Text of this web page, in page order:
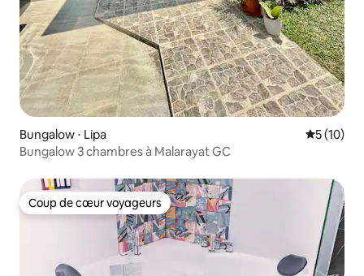
Bungalow ⋅ Lipa
5 (10)
Bungalow 3 chambres à Malarayat GC
Coup de cœur voyageurs
Coup de cœur voyageurs